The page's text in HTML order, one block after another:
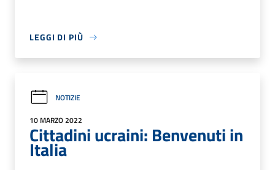
LEGGI DI PIÙ
NOTIZIE
10 MARZO 2022
Cittadini ucraini: Benvenuti in
Italia